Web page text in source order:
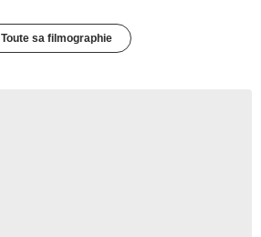
Toute sa filmographie